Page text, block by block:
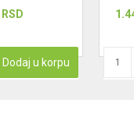
RSD
Dodaj u korpu